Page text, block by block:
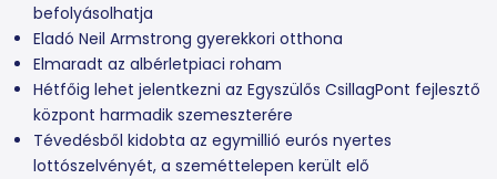
befolyásolhatja
Eladó Neil Armstrong gyerekkori otthona
Elmaradt az albérletpiaci roham
Hétfőig lehet jelentkezni az Egyszülős CsillagPont fejlesztő
központ harmadik szemeszterére
Tévedésből kidobta az egymillió eurós nyertes
lottószelvényét, a szeméttelepen került elő